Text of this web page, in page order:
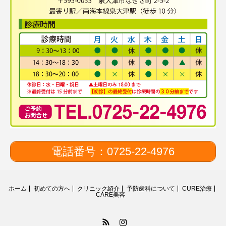
電話番号：0725-22-4976
ホーム 初めての方へ クリニック紹介 予防歯科について
CURE治療
CARE美容